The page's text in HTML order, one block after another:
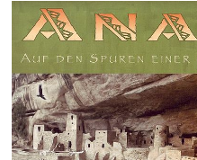
springen
springen